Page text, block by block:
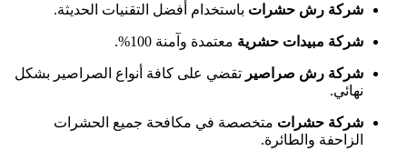
شركة رش حشرات باستخدام أفضل التقنيات الحديثة.
شركة مبيدات حشرية معتمدة وآمنة 100%.
شركة رش صراصير تقضي على كافة أنواع الصراصير بشكل
نهائي.
شركة حشرات متخصصة في مكافحة جميع الحشرات
الزاحفة والطائرة.